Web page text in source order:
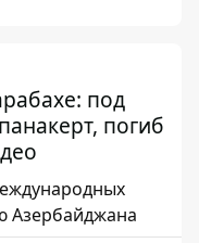
под
погиб
Азербайджана